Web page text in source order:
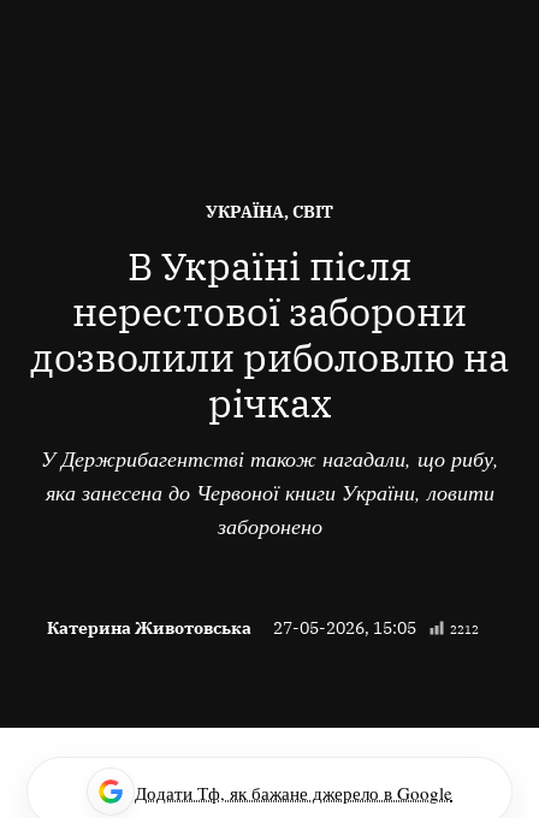
ОПУБЛІКОВАНО
УКРАЇНА, СВІТ
В Україні після
нерестової заборони
дозволили риболовлю на
річках
У Держрибагентстві також нагадали, що рибу,
яка занесена до Червоної книги України, ловити
заборонено
Катерина Животовська 27-05-2026, 15:05 2212
Додати Тф, як бажане джерело в Google